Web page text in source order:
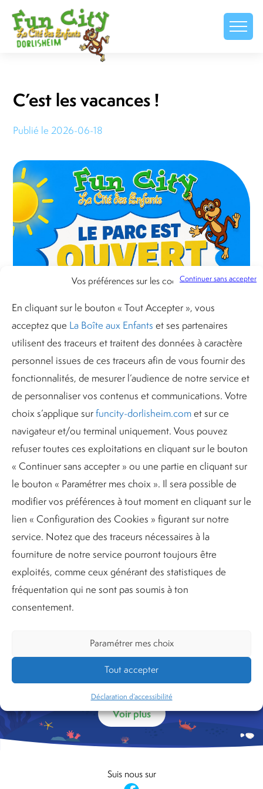
Vos préférences sur les cookies
En cliquant sur le bouton « Tout Accepter », vous
acceptez que La Boîte aux Enfants et ses partenaires
utilisent des traceurs et traitent des données à caractère
personnel issues de ces traceurs afin de vous fournir des
fonctionnalités, de mesurer l’audience de notre service et
de personnaliser vos contenus et communications. Votre
choix s’applique surfuncity-dorlisheim.comet sur ce
navigateur et/ou terminal uniquement. Vous pouvez
refuser toutes ces exploitations en cliquant sur le bouton
« Continuer sans accepter » ou une partie en cliquant sur
le bouton « Paramétrer mes choix ». Il sera possible de
modifier vos préférences à tout moment en cliquant sur le
lien « Configuration des Cookies » figurant sur notre
service. Notez que des traceurs nécessaires à la
fourniture de notre service pourront toujours être
exploités, comme ceux générant des statistiques de
fréquentation qui ne sont pas soumis à ton
consentement.
Tout accepter
Continuer sans accepter
Paramétrer mes choix
Déclaration d’accessibilité
C’est les vacances !
Publié le 2026-06-18
Revenir
Notes associées
Voir plus
Suis nous sur